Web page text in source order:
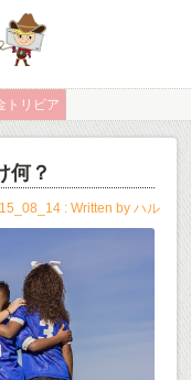
トリビア
何？
: Written by ハル